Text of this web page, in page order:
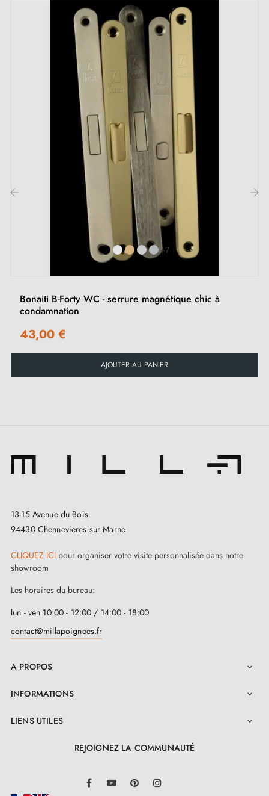
+7
Bonaiti B-Forty WC - serrure magnétique chic à
condamnation
43,00 €
AJOUTER AU PANIER
13-15 Avenue du Bois
94430 Chennevieres sur Marne
CLIQUEZ ICI pour organiser votre visite personnalisée dans notre
showroom
Les horaires du bureau:
lun - ven 10:00 - 12:00 / 14:00 - 18:00
contact@millapoignees.fr
A PROPOS 
INFORMATIONS 
LIENS UTILES 
REJOIGNEZ LA COMMUNAUTÉ
FacebookYouTube Pinterest